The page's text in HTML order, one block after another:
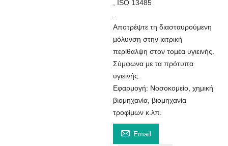
, ISO 13485
Αποτρέψτε τη διασταυρούμενη
μόλυνση στην ιατρική
περίθαλψη στον τομέα υγιεινής.
Σύμφωνα με τα πρότυπα
υγιεινής.
Εφαρμογή: Νοσοκομείο, χημική
βιομηχανία, βιομηχανία
τροφίμων κ.λπ.
 Email